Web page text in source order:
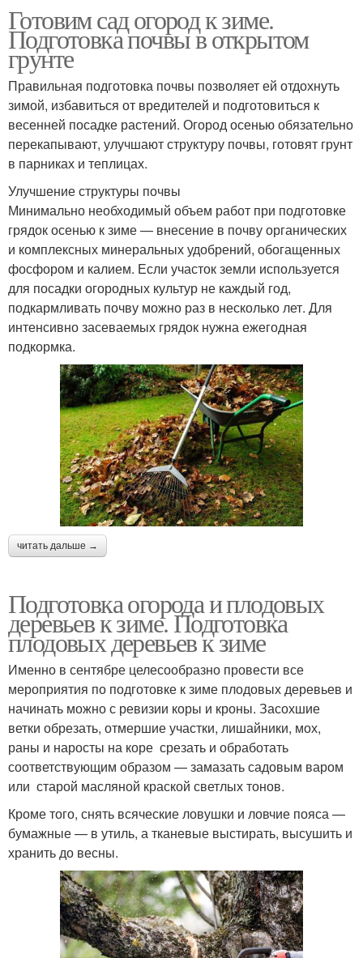
Готовим сад огород к зиме.
Подготовка почвы в открытом
грунте
Правильная подготовка почвы позволяет ей отдохнуть
зимой, избавиться от вредителей и подготовиться к
весенней посадке растений. Огород осенью обязательно
перекапывают, улучшают структуру почвы, готовят грунт
в парниках и теплицах.
Улучшение структуры почвы
Минимально необходимый объем работ при подготовке
грядок осенью к зиме — внесение в почву органических
и комплексных минеральных удобрений, обогащенных
фосфором и калием. Если участок земли используется
для посадки огородных культур не каждый год,
подкармливать почву можно раз в несколько лет. Для
интенсивно засеваемых грядок нужна ежегодная
подкормка.
читать дальше →
Подготовка огорода и плодовых
деревьев к зиме. Подготовка
плодовых деревьев к зиме
Именно в сентябре целесообразно провести все
мероприятия по подготовке к зиме плодовых деревьев и
начинать можно с ревизии коры и кроны. Засохшие
ветки обрезать, отмершие участки, лишайники, мох,
раны и наросты на коре срезать и обработать
соответствующим образом — замазать садовым варом
или старой масляной краской светлых тонов.
Кроме того, снять всяческие ловушки и ловчие пояса —
бумажные — в утиль, а тканевые выстирать, высушить и
хранить до весны.